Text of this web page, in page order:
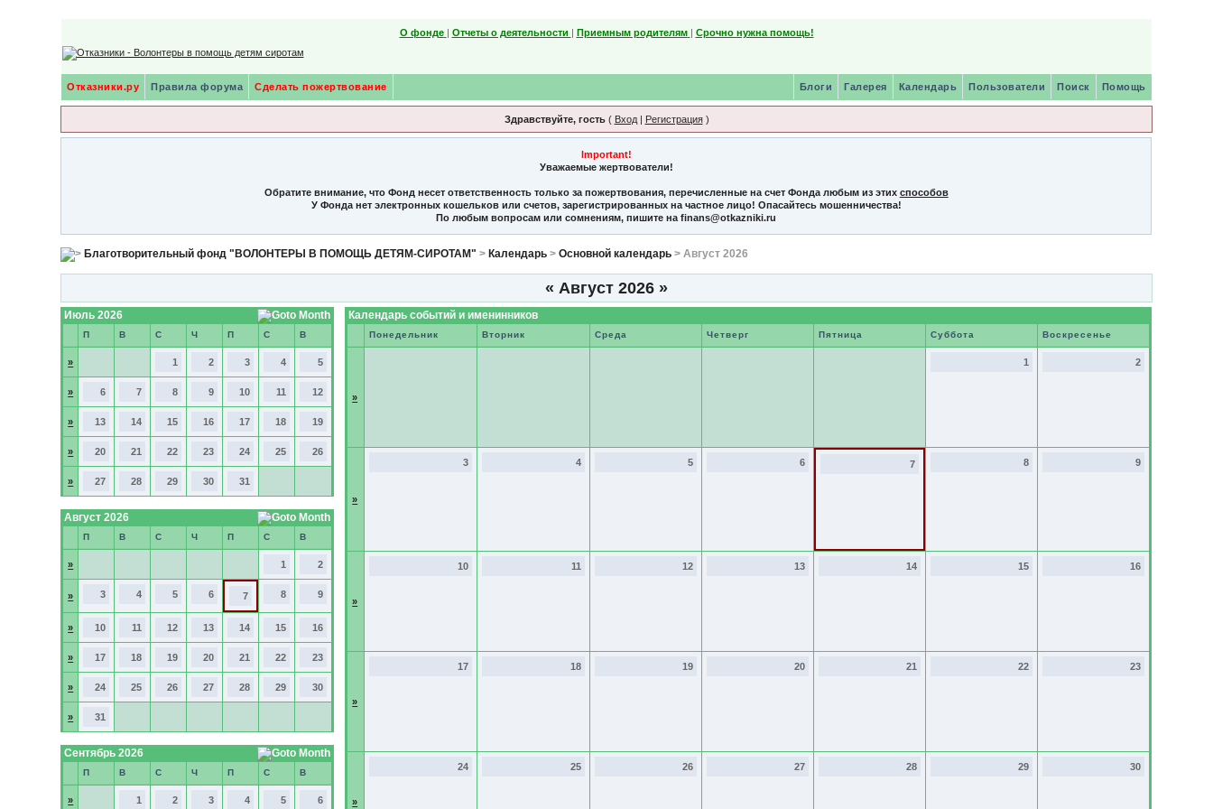
О фонде | Отчеты о деятельности | Приемным родителям | Срочно нужна помощь!
Отказники.ру Правила форума Сделать пожертвование Помощь
Поиск
Пользователи
Календарь
Галерея
Блоги
Здравствуйте, гость( Вход| Регистрация)
Important!
Уважаемые жертвователи!
Обратите внимание, что Фонд несет ответственность только за пожертвования, перечисленные на счет Фонда любым из этих способов
У Фонда нет электронных кошельков или счетов, зарегистрированных на частное лицо! Опасайтесь мошенничества!
По любым вопросам или сомнениям, пишите на finans@otkazniki.ru
Благотворительный фонд "ВОЛОНТЕРЫ В ПОМОЩЬ ДЕТЯМ-СИРОТАМ" > Календарь >Основной календарь > Август 2026
« Август 2026 »
Июль 2026
П В С Ч П С В
» 1 2 3 4 5
» 6 7 8 9 10 11 12
» 13 14 15 16 17 18 19
» 20 21 22 23 24 25 26
» 27 28 29 30 31
Август 2026
П В С Ч П С В
» 1 2
» 3 4 5 6 7 8 9
» 10 11 12 13 14 15 16
» 17 18 19 20 21 22 23
» 24 25 26 27 28 29 30
» 31
Сентябрь 2026
П В С Ч П С В
» 1 2 3 4 5 6
Календарь событий и именинников
Понедельник Вторник Среда Четверг Пятница Суббота Воскресенье
»
1 2
»
3 4 5 6 7 8 9
»
10 11 12 13 14 15 16
»
17 18 19 20 21 22 23
»
24 25 26 27 28 29 30